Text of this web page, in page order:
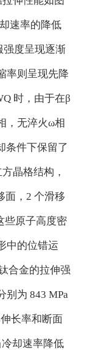
速率的降低
强度呈现逐渐
率则呈现先降
时，由于在β
，无淬火ω相
条件下保留了
晶格结构，
面，2 个滑移
些原子高度密
中的位错运
合金的拉伸强
别为 843 MPa
长率和断面
冷却速率降低